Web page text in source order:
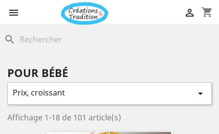
 shopping_cart

search
POUR BÉBÉ
Prix, croissant 
Affichage 1-18 de 101 article(s)